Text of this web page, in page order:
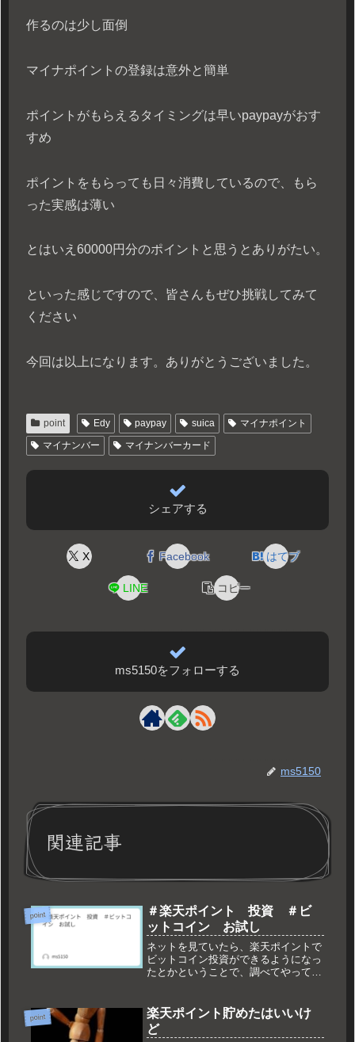
作るのは少し面倒
マイナポイントの登録は意外と簡単
ポイントがもらえるタイミングは早いpaypayがおす
すめ
ポイントをもらっても日々消費しているので、もら
った実感は薄い
とはいえ60000円分のポイントと思うとありがたい。
といった感じですので、皆さんもぜひ挑戦してみて
ください
今回は以上になります。ありがとうございました。
point Edy paypay suica
マイナポイント
マイナンバー
マイナンバーカード
シェアする
X Facebook はてブ
LINE コピー
ms5150をフォローする
ms5150
関連記事
point
＃楽天ポイント 投資 ＃ビ
ットコイン お試し
ネットを見ていたら、楽天ポイントで
ビットコイン投資ができるようになっ
たとかということで、調べてやってみ
加すると、ビットコインの変動に合わ
せてポイントが増減大きく増減するド
キ...
point
楽天ポイント貯めたはいいけ
ど